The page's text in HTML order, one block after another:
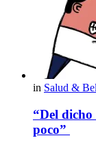
in Salud &
“Del
poco”